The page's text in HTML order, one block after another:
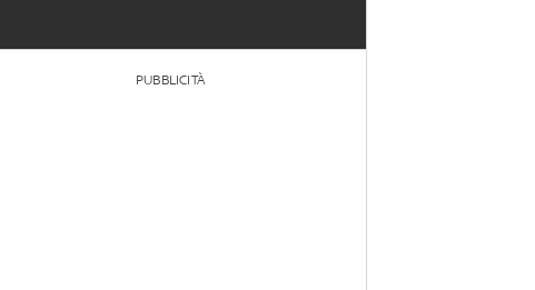
PUBBLICITÀ